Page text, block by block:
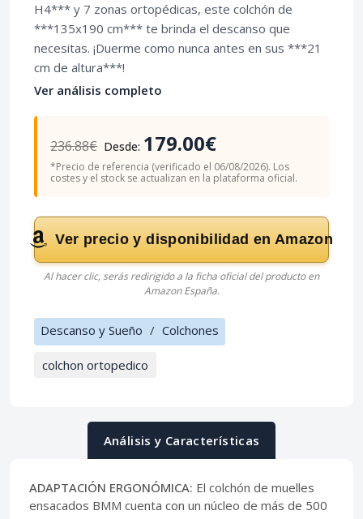
H4*** y 7 zonas ortopédicas, este colchón de
***135x190 cm*** te brinda el descanso que
necesitas. ¡Duerme como nunca antes en sus ***21
cm de altura***!
Ver análisis completo
236.88€ Desde: 179.00€
*Precio de referencia (verificado el 06/08/2026). Los
costes y el stock se actualizan en la plataforma oficial.
Ver precio y disponibilidad en Amazon
Al hacer clic, serás redirigido a la ficha oficial del producto en
Amazon España.
Descanso y Sueño / Colchones
colchon ortopedico
Análisis y Características
ADAPTACIÓN ERGONÓMICA: El colchón de muelles
ensacados BMM cuenta con un núcleo de más de 500